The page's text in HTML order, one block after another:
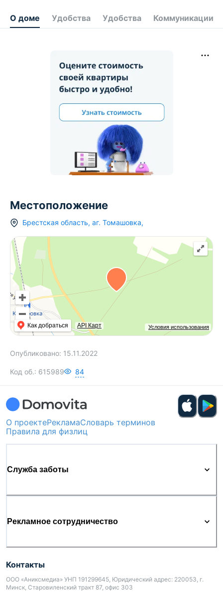
О доме Удобства Удобства Коммуникации
Местоположение
Брестская область, аг. Томашовка,
Условия использования
Как добраться API Карт
Опубликовано: 15.11.2022
Код об.: 615989 84
О проектеРекламаСловарь терминов
Правила для физлиц
Служба заботы
Рекламное сотрудничество
Контакты
ООО «Аниксмедиа» УНП 191299645, Юридический адрес: 220053, г.
Минск, Старовиленский тракт 87, офис 303